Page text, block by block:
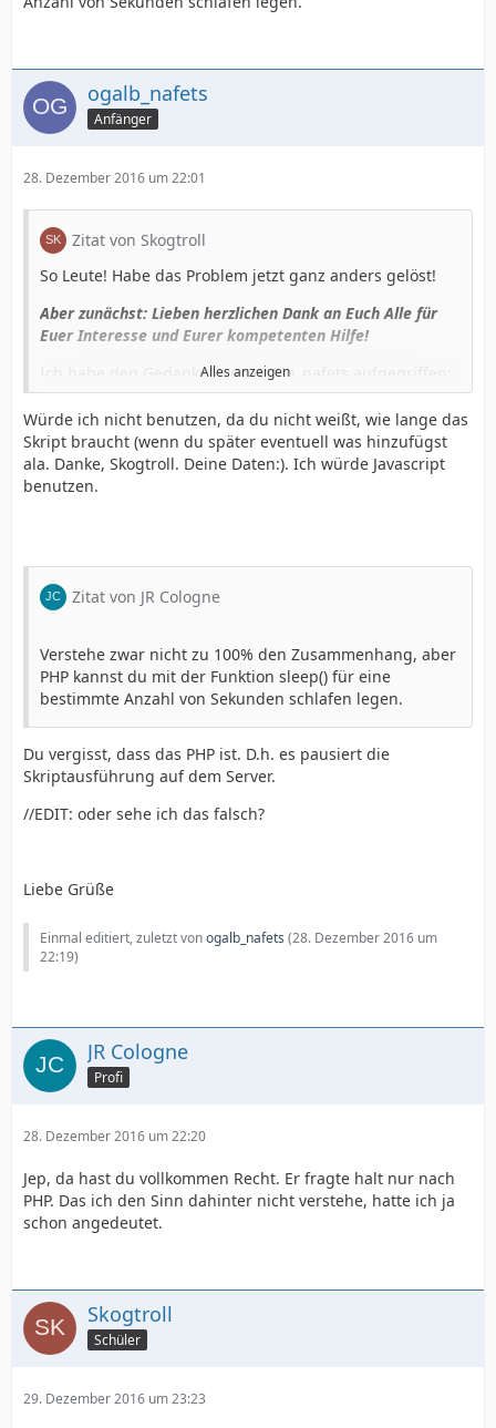
ogalb_nafets
Anfänger
28. Dezember 2016 um 22:01
Zitat von Skogtroll
So Leute! Habe das Problem jetzt ganz anders gelöst!
Aber zunächst: Lieben herzlichen Dank an Euch Alle für
Euer Interesse und Eurer kompetenten Hilfe!
Ich habe den Gedanken von ogalb_nafets aufgegriffen:
Bleibe doch auf der selben Seite!
Ich habe nun unter der if-Logik eine txt-Datei includet,
die dem Besucher sagt: Alles O.K.! eMail versendet usw.
usw.
Und das klappt wunderbar!!!!
Jetzt habe ich aber eine andere Frage. Hätte ich
im head ein "<meta http-equiv="Refresh"
content="5;URL=../index.php">" gewesen, der nach 5
Sekunden auf meine Startseite geschaltet hätte.
php einen Timer setzen, der nach 5 Sekunden
weiterleitet... ...wobei
gerade: Dann könnte ja wieder dieser omminöse Fehler
Alles anzeigen
Würde ich nicht benutzen, da du nicht weißt, wie lange das
Skript braucht (wenn du später eventuell was hinzufügst
ala. Danke, Skogtroll. Deine Daten:). Ich würde Javascript
benutzen.
Zitat von JR Cologne
Verstehe zwar nicht zu 100% den Zusammenhang, aber
PHP kannst du mit der Funktion sleep() für eine
bestimmte Anzahl von Sekunden schlafen legen.
Du vergisst, dass das PHP ist. D.h. es pausiert die
Skriptausführung auf dem Server.
//EDIT: oder sehe ich das falsch?
Liebe Grüße
Einmal editiert, zuletzt vonogalb_nafets (28. Dezember 2016 um
22:19)
JR Cologne
Profi
28. Dezember 2016 um 22:20
Jep, da hast du vollkommen Recht. Er fragte halt nur nach
PHP. Das ich den Sinn dahinter nicht verstehe, hatte ich ja
schon angedeutet.
Skogtroll
Schüler
29. Dezember 2016 um 23:23